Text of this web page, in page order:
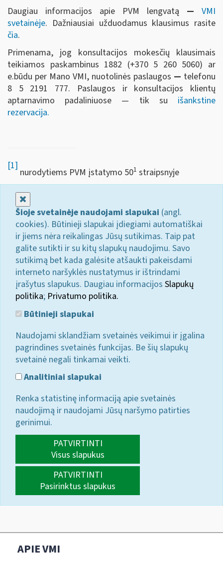
Daugiau informacijos apie PVM lengvatą —
VMI
svetainėje. Dažniausiai užduodamus klausimus rasite
čia.
Primenama, jog konsultacijos mokesčių klausimais
teikiamos paskambinus 1882 (+370 5 260 5060) ar
e.būdu per Mano VMI, nuotolinės paslaugos — telefonu
8 5 2191 777. Paslaugos ir konsultacijos klientų
aptarnavimo padaliniuose — tik su išankstine
rezervacija.
[1]
nurodytiems PVM įstatymo 501 straipsnyje
Šioje svetainėje naudojami slapukai (angl.
cookies). Būtinieji slapukai įdiegiami automatiškai
ir jiems nėra reikalingas Jūsų sutikimas. Taip pat
galite sutikti ir su kitų slapukų naudojimu. Savo
sutikimą bet kada galėsite atšaukti pakeisdami
interneto naršyklės nustatymus ir ištrindami
įrašytus slapukus. Daugiau informacijos Slapukų
politika; Privatumo politika.
Būtinieji slapukai
Naudojami sklandžiam svetainės veikimui ir įgalina
pagrindines svetainės funkcijas. Be šių slapukų
svetainė negali tinkamai veikti.
Analitiniai slapukai
Renka statistinę informaciją apie svetainės
naudojimą ir naudojami Jūsų naršymo patirties
gerinimui.
PATVIRTINTI
Visus slapukus
PATVIRTINTI
Pasirinktus slapukus
APIE VMI